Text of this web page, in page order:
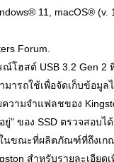
11, macOS® (v.
Forum.
ฮสต์ USB 3.2 Gen 2 ที่
รถใช้เพื่อจัดเก็บข้อมูล
วามจำแฟลชของ
ของ SSD ตรวจสอบไ
นขณะที่ผลิตภัณฑ์ที่ถึงเ
สำหรับรายละเอียดเ